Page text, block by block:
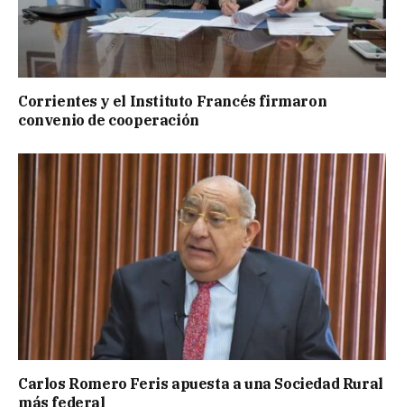
Corrientes y el Instituto Francés firmaron
convenio de cooperación
Carlos Romero Feris apuesta a una Sociedad Rural
más federal